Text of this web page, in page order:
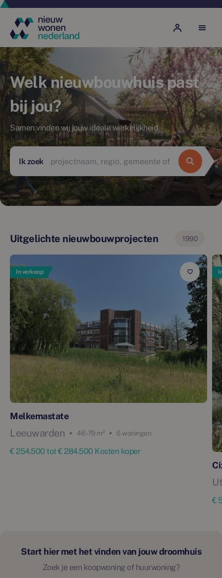
Welk nieuwbouwhuis past
bij jou?
Samen vinden wij jouw ideale werkelijkheid
Ik zoek
Uitgelichte nieuwbouwprojecten 1990
In verkoop
Melkemastate
Leeuwarden 46 - 79 m² 6 woningen
€ 254.500 tot € 284.500 Kosten koper
€
Start hier met het vinden van jouw droomhuis
Zoek je een koopwoning of huurwoning?